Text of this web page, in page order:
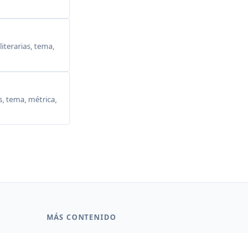
tema,
tema, métrica,
MÁS CONTENIDO